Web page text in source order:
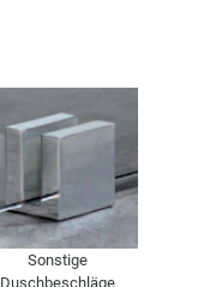
Sonstige
Duschbeschläge